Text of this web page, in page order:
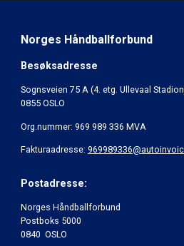
Norges Håndballforbund
Besøksadresse
Sognsveien 75 A (4. etg. Ullevaal
0855 OSLO
Org.nummer: 969 989 336 MVA
Fakturaadresse:
Postadresse:
Norges Håndballforbund
Postboks 5000
0840 OSLO